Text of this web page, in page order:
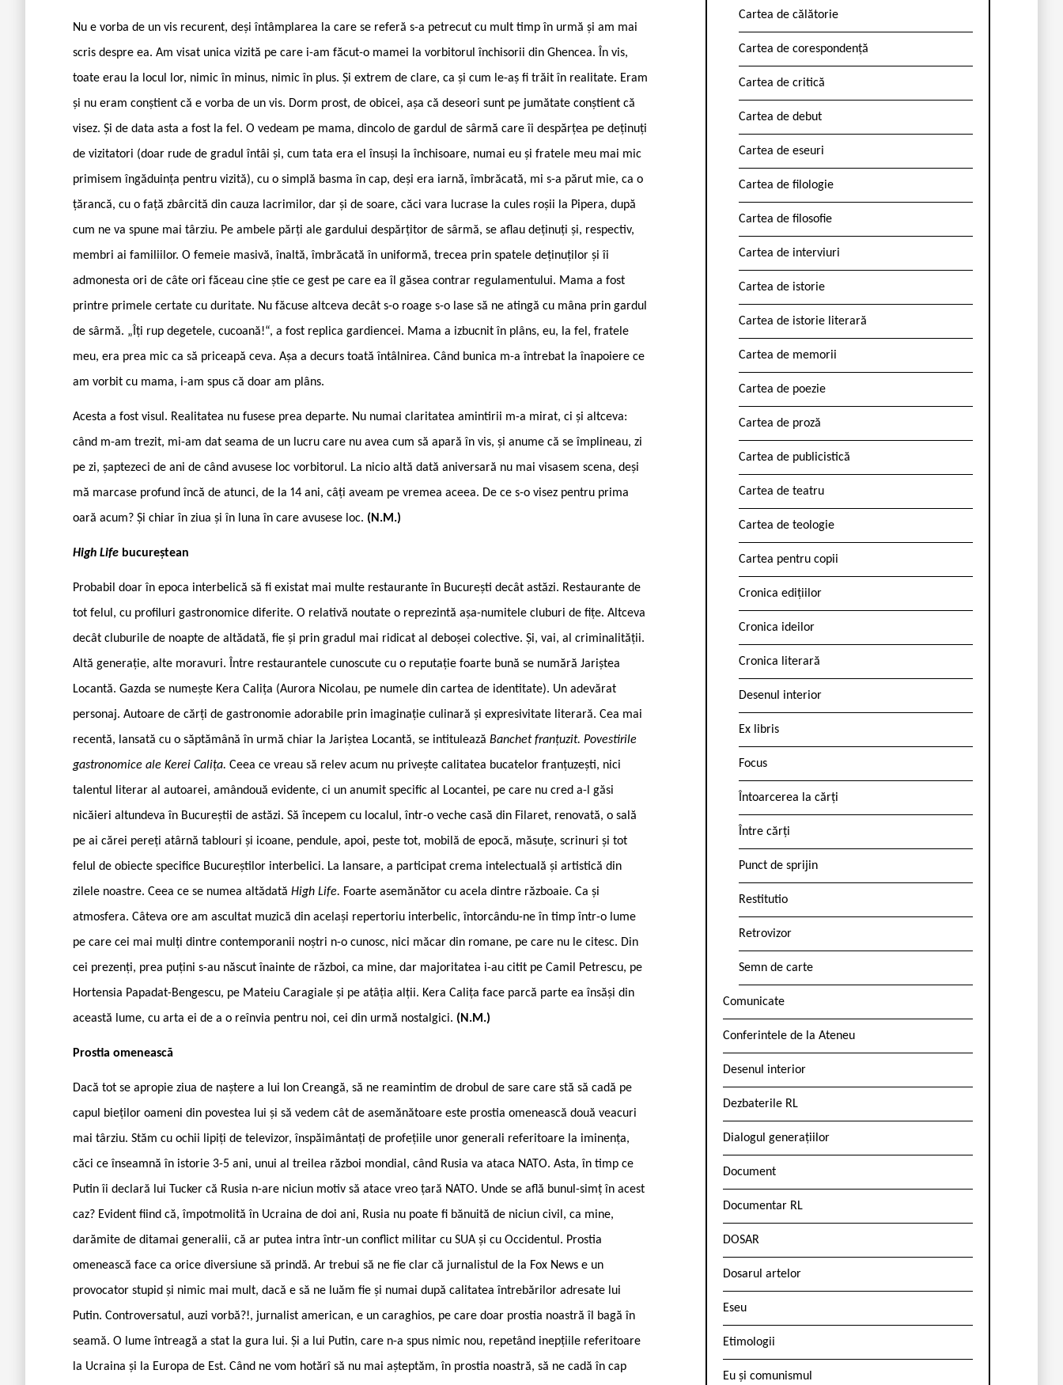
Nu e vorba de un vis recurent, deși întâmplarea la care se referă s-a petrecut cu mult timp în urmă și am mai
scris despre ea. Am visat unica vizită pe care i-am făcut-o mamei la vorbitorul închisorii din Ghencea. În vis,
toate erau la locul lor, nimic în minus, nimic în plus. Și extrem de clare, ca și cum le-aș fi trăit în realitate. Eram
și nu eram conștient că e vorba de un vis. Dorm prost, de obicei, așa că deseori sunt pe jumătate conștient că
visez. Și de data asta a fost la fel. O vedeam pe mama, dincolo de gardul de sârmă care îi despărțea pe deținuți
de vizitatori (doar rude de gradul întâi și, cum tata era el însuși la închisoare, numai eu și fratele meu mai mic
primisem îngăduința pentru vizită), cu o simplă basma în cap, deși era iarnă, îmbrăcată, mi s-a părut mie, ca o
țărancă, cu o față zbârcită din cauza lacrimilor, dar și de soare, căci vara lucrase la cules roșii la Pipera, după
cum ne va spune mai târziu. Pe ambele părți ale gardului despărțitor de sârmă, se aflau deținuți și, respectiv,
membri ai familiilor. O femeie masivă, înaltă, îmbrăcată în uniformă, trecea prin spatele deținuților și îi
admonesta ori de câte ori făceau cine știe ce gest pe care ea îl găsea contrar regulamentului. Mama a fost
printre primele certate cu duritate. Nu făcuse altceva decât s-o roage s-o lase să ne atingă cu mâna prin gardul
de sârmă. „Îți rup degetele, cucoană!“, a fost replica gardiencei. Mama a izbucnit în plâns, eu, la fel, fratele
meu, era prea mic ca să priceapă ceva. Așa a decurs toată întâlnirea. Când bunica m-a întrebat la înapoiere ce
am vorbit cu mama, i-am spus că doar am plâns.
Acesta a fost visul. Realitatea nu fusese prea departe. Nu numai claritatea amintirii m-a mirat, ci și altceva:
când m-am trezit, mi-am dat seama de un lucru care nu avea cum să apară în vis, și anume că se împlineau, zi
pe zi, șaptezeci de ani de când avusese loc vorbitorul. La nicio altă dată aniversară nu mai visasem scena, deși
mă marcase profund încă de atunci, de la 14 ani, câți aveam pe vremea aceea. De ce s-o visez pentru prima
oară acum? Și chiar în ziua și în luna în care avusese loc. (N.M.)
High Life bucureștean
Probabil doar în epoca interbelică să fi existat mai multe restaurante în București decât astăzi. Restaurante de
tot felul, cu profiluri gastronomice diferite. O relativă noutate o reprezintă așa-numitele cluburi de fițe. Altceva
decât cluburile de noapte de altădată, fie și prin gradul mai ridicat al deboșei colective. Și, vai, al criminalității.
Altă generație, alte moravuri. Între restaurantele cunoscute cu o reputație foarte bună se numără Jariștea
Locantă. Gazda se numește Kera Calița (Aurora Nicolau, pe numele din cartea de identitate). Un adevărat
personaj. Autoare de cărți de gastronomie adorabile prin imaginație culinară și expresivitate literară. Cea mai
recentă, lansată cu o săptămână în urmă chiar la Jariștea Locantă, se intitulează Banchet franțuzit. Povestirile
gastronomice ale Kerei Calița. Ceea ce vreau să relev acum nu privește calitatea bucatelor franțuzești, nici
talentul literar al autoarei, amândouă evidente, ci un anumit specific al Locantei, pe care nu cred a-l găsi
nicăieri altundeva în Bucureștii de astăzi. Să începem cu localul, într-o veche casă din Filaret, renovată, o sală
pe ai cărei pereți atârnă tablouri și icoane, pendule, apoi, peste tot, mobilă de epocă, măsuțe, scrinuri și tot
felul de obiecte specifice Bucureștilor interbelici. La lansare, a participat crema intelectuală și artistică din
zilele noastre. Ceea ce se numea altădată High Life. Foarte asemănător cu acela dintre războaie. Ca și
atmosfera. Câteva ore am ascultat muzică din același repertoriu interbelic, întorcându-ne în timp într-o lume
pe care cei mai mulți dintre contemporanii noștri n-o cunosc, nici măcar din romane, pe care nu le citesc. Din
cei prezenți, prea puțini s-au născut înainte de război, ca mine, dar majoritatea i-au citit pe Camil Petrescu, pe
Hortensia Papadat-Bengescu, pe Mateiu Caragiale și pe atâția alții. Kera Calița face parcă parte ea însăși din
această lume, cu arta ei de a o reînvia pentru noi, cei din urmă nostalgici. (N.M.)
Prostia omenească
Dacă tot se apropie ziua de naștere a lui Ion Creangă, să ne reamintim de drobul de sare care stă să cadă pe
capul bieților oameni din povestea lui și să vedem cât de asemănătoare este prostia omenească două veacuri
mai târziu. Stăm cu ochii lipiți de televizor, înspăimântați de profețiile unor generali referitoare la iminența,
căci ce înseamnă în istorie 3-5 ani, unui al treilea război mondial, când Rusia va ataca NATO. Asta, în timp ce
Putin îi declară lui Tucker că Rusia n-are niciun motiv să atace vreo țară NATO. Unde se află bunul-simț în acest
caz? Evident fiind că, împotmolită în Ucraina de doi ani, Rusia nu poate fi bănuită de niciun civil, ca mine,
darămite de ditamai generalii, că ar putea intra într-un conflict militar cu SUA și cu Occidentul. Prostia
omenească face ca orice diversiune să prindă. Ar trebui să ne fie clar că jurnalistul de la Fox News e un
provocator stupid și nimic mai mult, dacă e să ne luăm fie și numai după calitatea întrebărilor adresate lui
Putin. Controversatul, auzi vorbă?!, jurnalist american, e un caraghios, pe care doar prostia noastră îl bagă în
seamă. O lume întreagă a stat la gura lui. Și a lui Putin, care n-a spus nimic nou, repetând inepțiile referitoare
la Ucraina și la Europa de Est. Când ne vom hotărî să nu mai așteptăm, în prostia noastră, să ne cadă în cap
Cartea de călătorie
Cartea de corespondență
Cartea de critică
Cartea de debut
Cartea de eseuri
Cartea de filologie
Cartea de filosofie
Cartea de interviuri
Cartea de istorie
Cartea de istorie literară
Cartea de memorii
Cartea de poezie
Cartea de proză
Cartea de publicistică
Cartea de teatru
Cartea de teologie
Cartea pentru copii
Cronica edițiilor
Cronica ideilor
Cronica literară
Desenul interior
Ex libris
Focus
Întoarcerea la cărți
Între cărți
Punct de sprijin
Restitutio
Retrovizor
Semn de carte
Comunicate
Conferintele de la Ateneu
Desenul interior
Dezbaterile RL
Dialogul generațiilor
Document
Documentar RL
DOSAR
Dosarul artelor
Eseu
Etimologii
Eu și comunismul